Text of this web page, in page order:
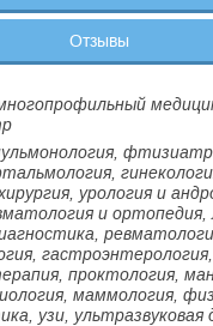
Отзывы
урология и
и
гастроэнтерология,
проктология,
маммология,
узи, ультразвуковая